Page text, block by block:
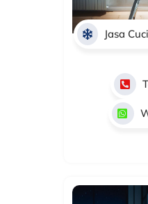
Jasa